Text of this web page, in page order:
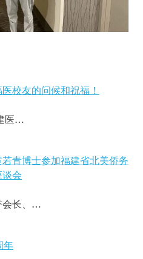
校友的问候和祝福！
医…
青博士参加福建省北美侨务
会
会长、…
年